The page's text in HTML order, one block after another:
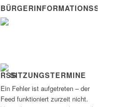
BÜRGERINFORMATIONSSYSTEM
SITZUNGSTERMINE
Ein Fehler ist aufgetreten – der
Feed funktioniert zurzeit nicht.